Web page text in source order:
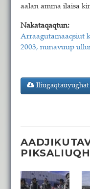
aalan amma ilaisa
Nakataqaqtun:
Arraagutamaaqsiut
2003, nunavuup